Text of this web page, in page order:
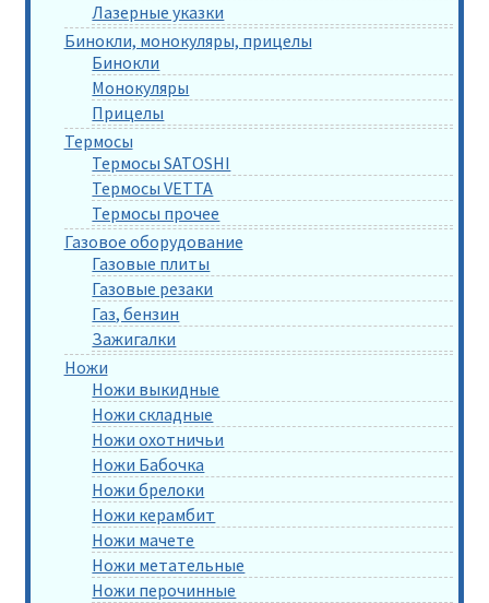
Лазерные указки
Бинокли, монокуляры, прицелы
Бинокли
Монокуляры
Прицелы
Термосы
Термосы SATOSHI
Термосы VETTA
Термосы прочее
Газовое оборудование
Газовые плиты
Газовые резаки
Газ, бензин
Зажигалки
Ножи
Ножи выкидные
Ножи складные
Ножи охотничьи
Ножи Бабочка
Ножи брелоки
Ножи керамбит
Ножи мачете
Ножи метательные
Ножи перочинные